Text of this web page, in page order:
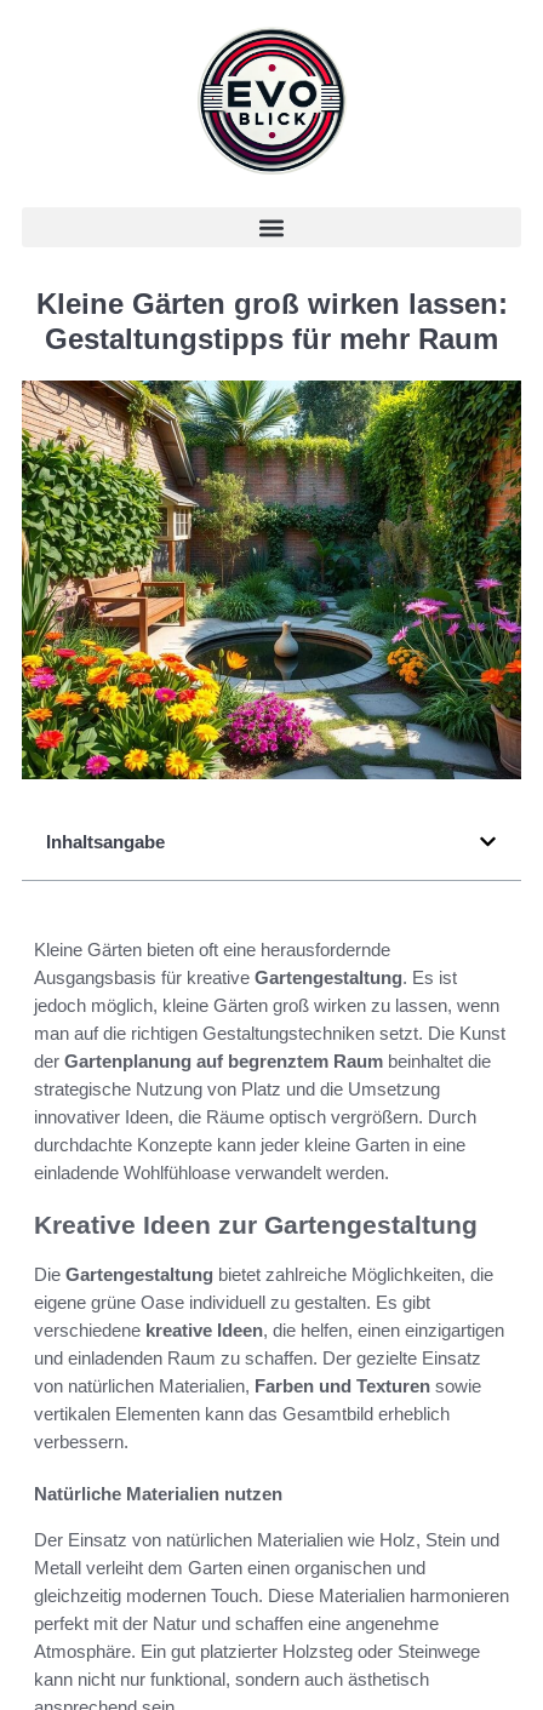
Kleine Gärten groß wirken lassen:
Gestaltungstipps für mehr Raum
Inhaltsangabe
Kleine Gärten bieten oft eine herausfordernde
Ausgangsbasis für kreative Gartengestaltung. Es ist
jedoch möglich, kleine Gärten groß wirken zu lassen, wenn
man auf die richtigen Gestaltungstechniken setzt. Die Kunst
der Gartenplanung auf begrenztem Raum beinhaltet die
strategische Nutzung von Platz und die Umsetzung
innovativer Ideen, die Räume optisch vergrößern. Durch
durchdachte Konzepte kann jeder kleine Garten in eine
einladende Wohlfühloase verwandelt werden.
Kreative Ideen zur Gartengestaltung
Die Gartengestaltung bietet zahlreiche Möglichkeiten, die
eigene grüne Oase individuell zu gestalten. Es gibt
verschiedene kreative Ideen, die helfen, einen einzigartigen
und einladenden Raum zu schaffen. Der gezielte Einsatz
von natürlichen Materialien, Farben und Texturen sowie
vertikalen Elementen kann das Gesamtbild erheblich
verbessern.
Natürliche Materialien nutzen
Der Einsatz von natürlichen Materialien wie Holz, Stein und
Metall verleiht dem Garten einen organischen und
gleichzeitig modernen Touch. Diese Materialien harmonieren
perfekt mit der Natur und schaffen eine angenehme
Atmosphäre. Ein gut platzierter Holzsteg oder Steinwege
kann nicht nur funktional, sondern auch ästhetisch